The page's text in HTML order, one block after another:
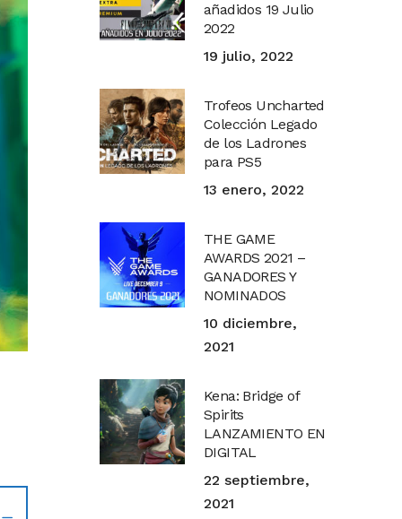
añadidos 19 Julio
2022
19 julio, 2022
Trofeos Uncharted
Colección Legado
de los Ladrones
para PS5
13 enero, 2022
THE GAME
AWARDS 2021 –
GANADORES Y
NOMINADOS
10 diciembre,
2021
Kena: Bridge of
Spirits
LANZAMIENTO EN
DIGITAL
22 septiembre,
2021